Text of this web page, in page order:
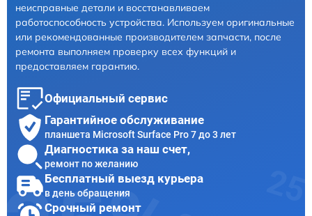
неисправные детали и восстанавливаем
работоспособность устройства. Используем оригинальные
или рекомендованные производителем запчасти, после
ремонта выполняем проверку всех функций и
предоставляем гарантию.
Официальный сервис
Гарантийное обслуживание
планшета Microsoft Surface Pro 7 до 3 лет
Диагностика за наш счет,
ремонт по желанию
Бесплатный выезд курьера
в день обращения
Срочный ремонт